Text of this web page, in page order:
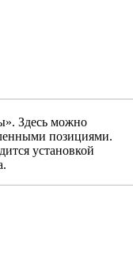
Здесь можно
позициями.
установкой